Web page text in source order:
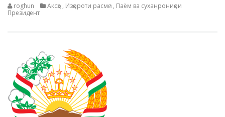
roghun Аксҳо , Изҳороти расмӣ , Паём ва суханрониҳои
Президент